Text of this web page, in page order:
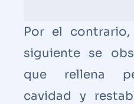
Por el
siguiente se
que rellena
cavidad y